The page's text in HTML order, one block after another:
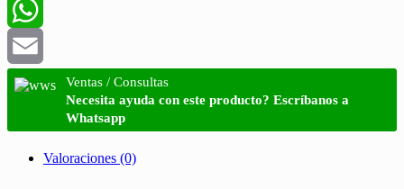
LinkedIn
WhatsApp
Email
Ventas / Consultas
Necesita ayuda con este producto? Escríbanos a
Whatsapp
Valoraciones (0)